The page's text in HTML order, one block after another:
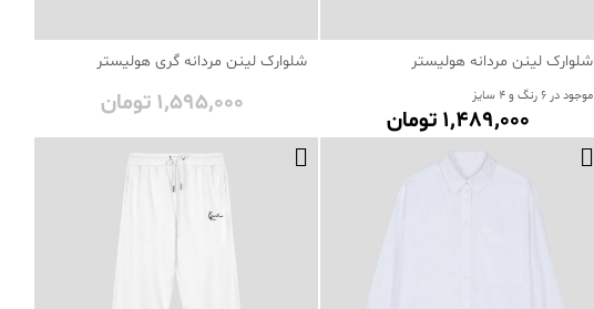
شلوارک لینن مردانه هولیستر
موجود در 6 رنگ و 4 سایز
1٬489٬000 تومان
شلوارک لینن مردانه گری هولیستر
1٬595٬000 تومان